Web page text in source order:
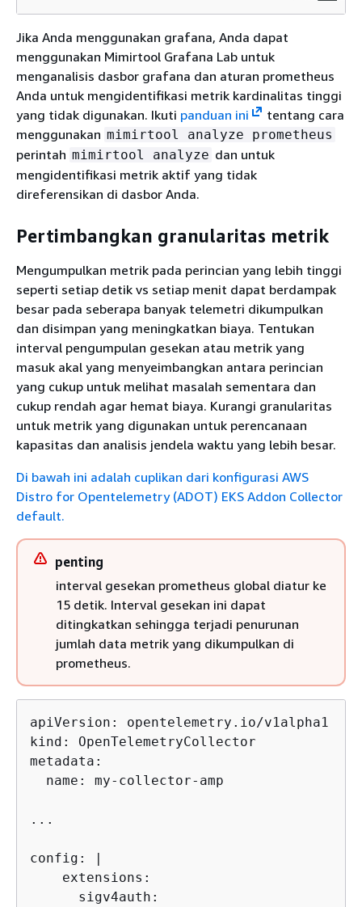
Jika Anda menggunakan grafana, Anda dapat
menggunakan Mimirtool Grafana Lab untuk
menganalisis dasbor grafana dan aturan prometheus
Anda untuk mengidentifikasi metrik kardinalitas tinggi
yang tidak digunakan. Ikuti panduan ini
tentang cara
menggunakan mimirtool analyze prometheus
perintah mimirtool analyze dan untuk
mengidentifikasi metrik aktif yang tidak
direferensikan di dasbor Anda.
Pertimbangkan granularitas metrik
Mengumpulkan metrik pada perincian yang lebih tinggi
seperti setiap detik vs setiap menit dapat berdampak
besar pada seberapa banyak telemetri dikumpulkan
dan disimpan yang meningkatkan biaya. Tentukan
interval pengumpulan gesekan atau metrik yang
masuk akal yang menyeimbangkan antara perincian
yang cukup untuk melihat masalah sementara dan
cukup rendah agar hemat biaya. Kurangi granularitas
untuk metrik yang digunakan untuk perencanaan
kapasitas dan analisis jendela waktu yang lebih besar.
Di bawah ini adalah cuplikan dari konfigurasi AWS
Distro for Opentelemetry (ADOT) EKS Addon Collector
default.
penting
interval gesekan prometheus global diatur ke
15 detik. Interval gesekan ini dapat
ditingkatkan sehingga terjadi penurunan
jumlah data metrik yang dikumpulkan di
prometheus.
apiVersion: opentelemetry.io/v1alpha1
kind: OpenTelemetryCollector
metadata:
  name: my-collector-amp
...
config: |
    extensions:
      sigv4auth: